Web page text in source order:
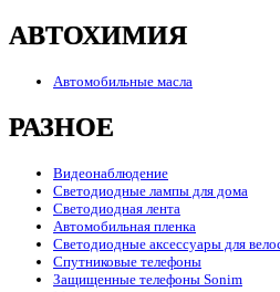
АВТОХИМИЯ
Автомобильные масла
РАЗНОЕ
Видеонаблюдение
Светодиодные лампы для дома
Светодиодная лента
Автомобильная пленка
Светодиодные аксессуары для
Спутниковые телефоны
Защищенные телефоны Sonim